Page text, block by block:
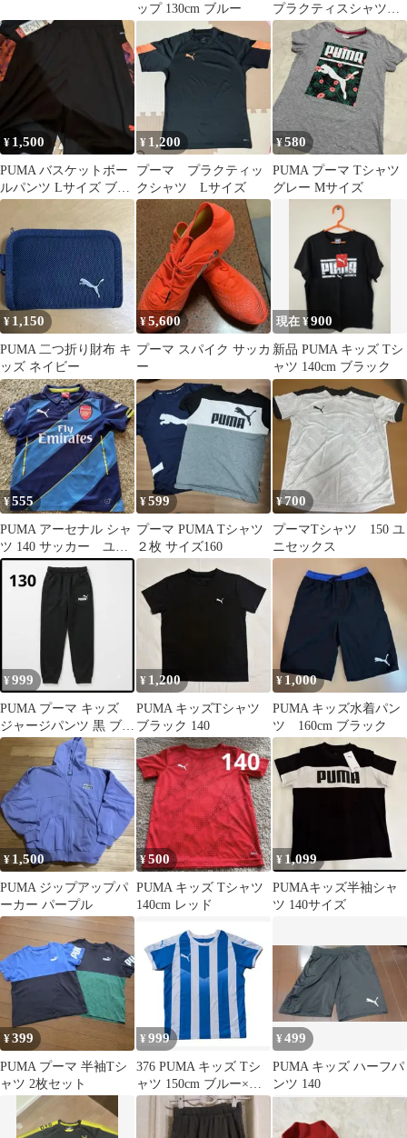
ップ 130cm ブルー
プラクティスシャツ
130cm ブルー
¥ 1,500
PUMA バスケットボー
ルパンツ Lサイズ ブラ
ック
¥ 1,200
プーマ プラクティッ
クシャツ Lサイズ
¥580
PUMA プーマ Tシャツ
グレー Mサイズ
¥ 1,150
PUMA 二つ折り財布 キ
ッズ ネイビー
¥5,600
プーマ スパイク サッカ
ー
現在 ¥900
新品 PUMA キッズ Tシ
ャツ 140cm ブラック
¥555
PUMA アーセナル シャ
ツ 140 サッカー ユニ
フォーム プラシャツ
¥599
プーマ PUMA Tシャツ
２枚 サイズ160
¥700
プーマTシャツ 150 ユ
ニセックス
¥999
PUMA プーマ キッズ
ジャージパンツ 黒 ブラ
ック 130 スポーツ
¥ 1,200
PUMA キッズTシャツ
ブラック 140
¥ 1,000
PUMA キッズ水着パン
ツ 160cm ブラック
¥ 1,500
PUMA ジップアップパ
ーカー パープル
¥500
PUMA キッズ Tシャツ
140cm レッド
¥ 1,099
PUMAキッズ半袖シャ
ツ 140サイズ
¥399
PUMA プーマ 半袖Tシ
ャツ 2枚セット
¥ 999
376 PUMA キッズ Tシ
ャツ 150cm ブルー×ホ
ワイト サッカー
¥499
PUMA キッズ ハーフパ
ンツ 140